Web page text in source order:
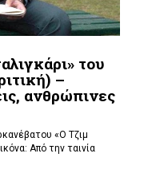
του
–
ανθρώπινες
«Ο Τζιμ
Από την ταινία